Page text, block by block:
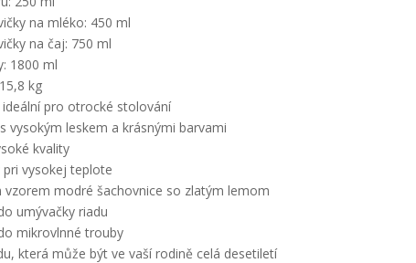
na mléko: 450 ml
na čaj: 750 ml
1800 ml
kg
pro otrocké stolování
vysokým leskem a krásnými barvami
kvality
pri vysokej teplote
vzorem modré šachovnice so zlatým lemom
umývačky riadu
mikrovlnné trouby
která může být ve vaší rodině celá desetiletí